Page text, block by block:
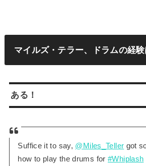
マイルズ・テラー、ドラムの経験
ある！
Suffice it to say, @Miles_Teller got
how to play the drums for#Whiplash